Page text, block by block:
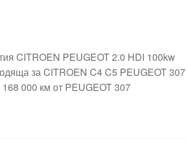
CITROEN PEUGEOT 2.0 HDI 100kw
за CITROEN C4 C5 PEUGEOT 307
000 км от PEUGEOT 307